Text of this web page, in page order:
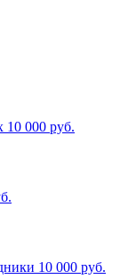
10 000 руб.
10 000 руб.